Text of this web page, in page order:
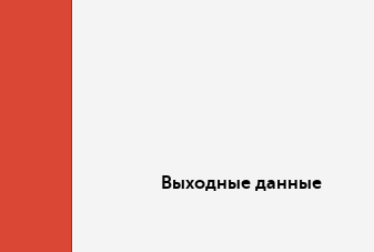
Выходные данные